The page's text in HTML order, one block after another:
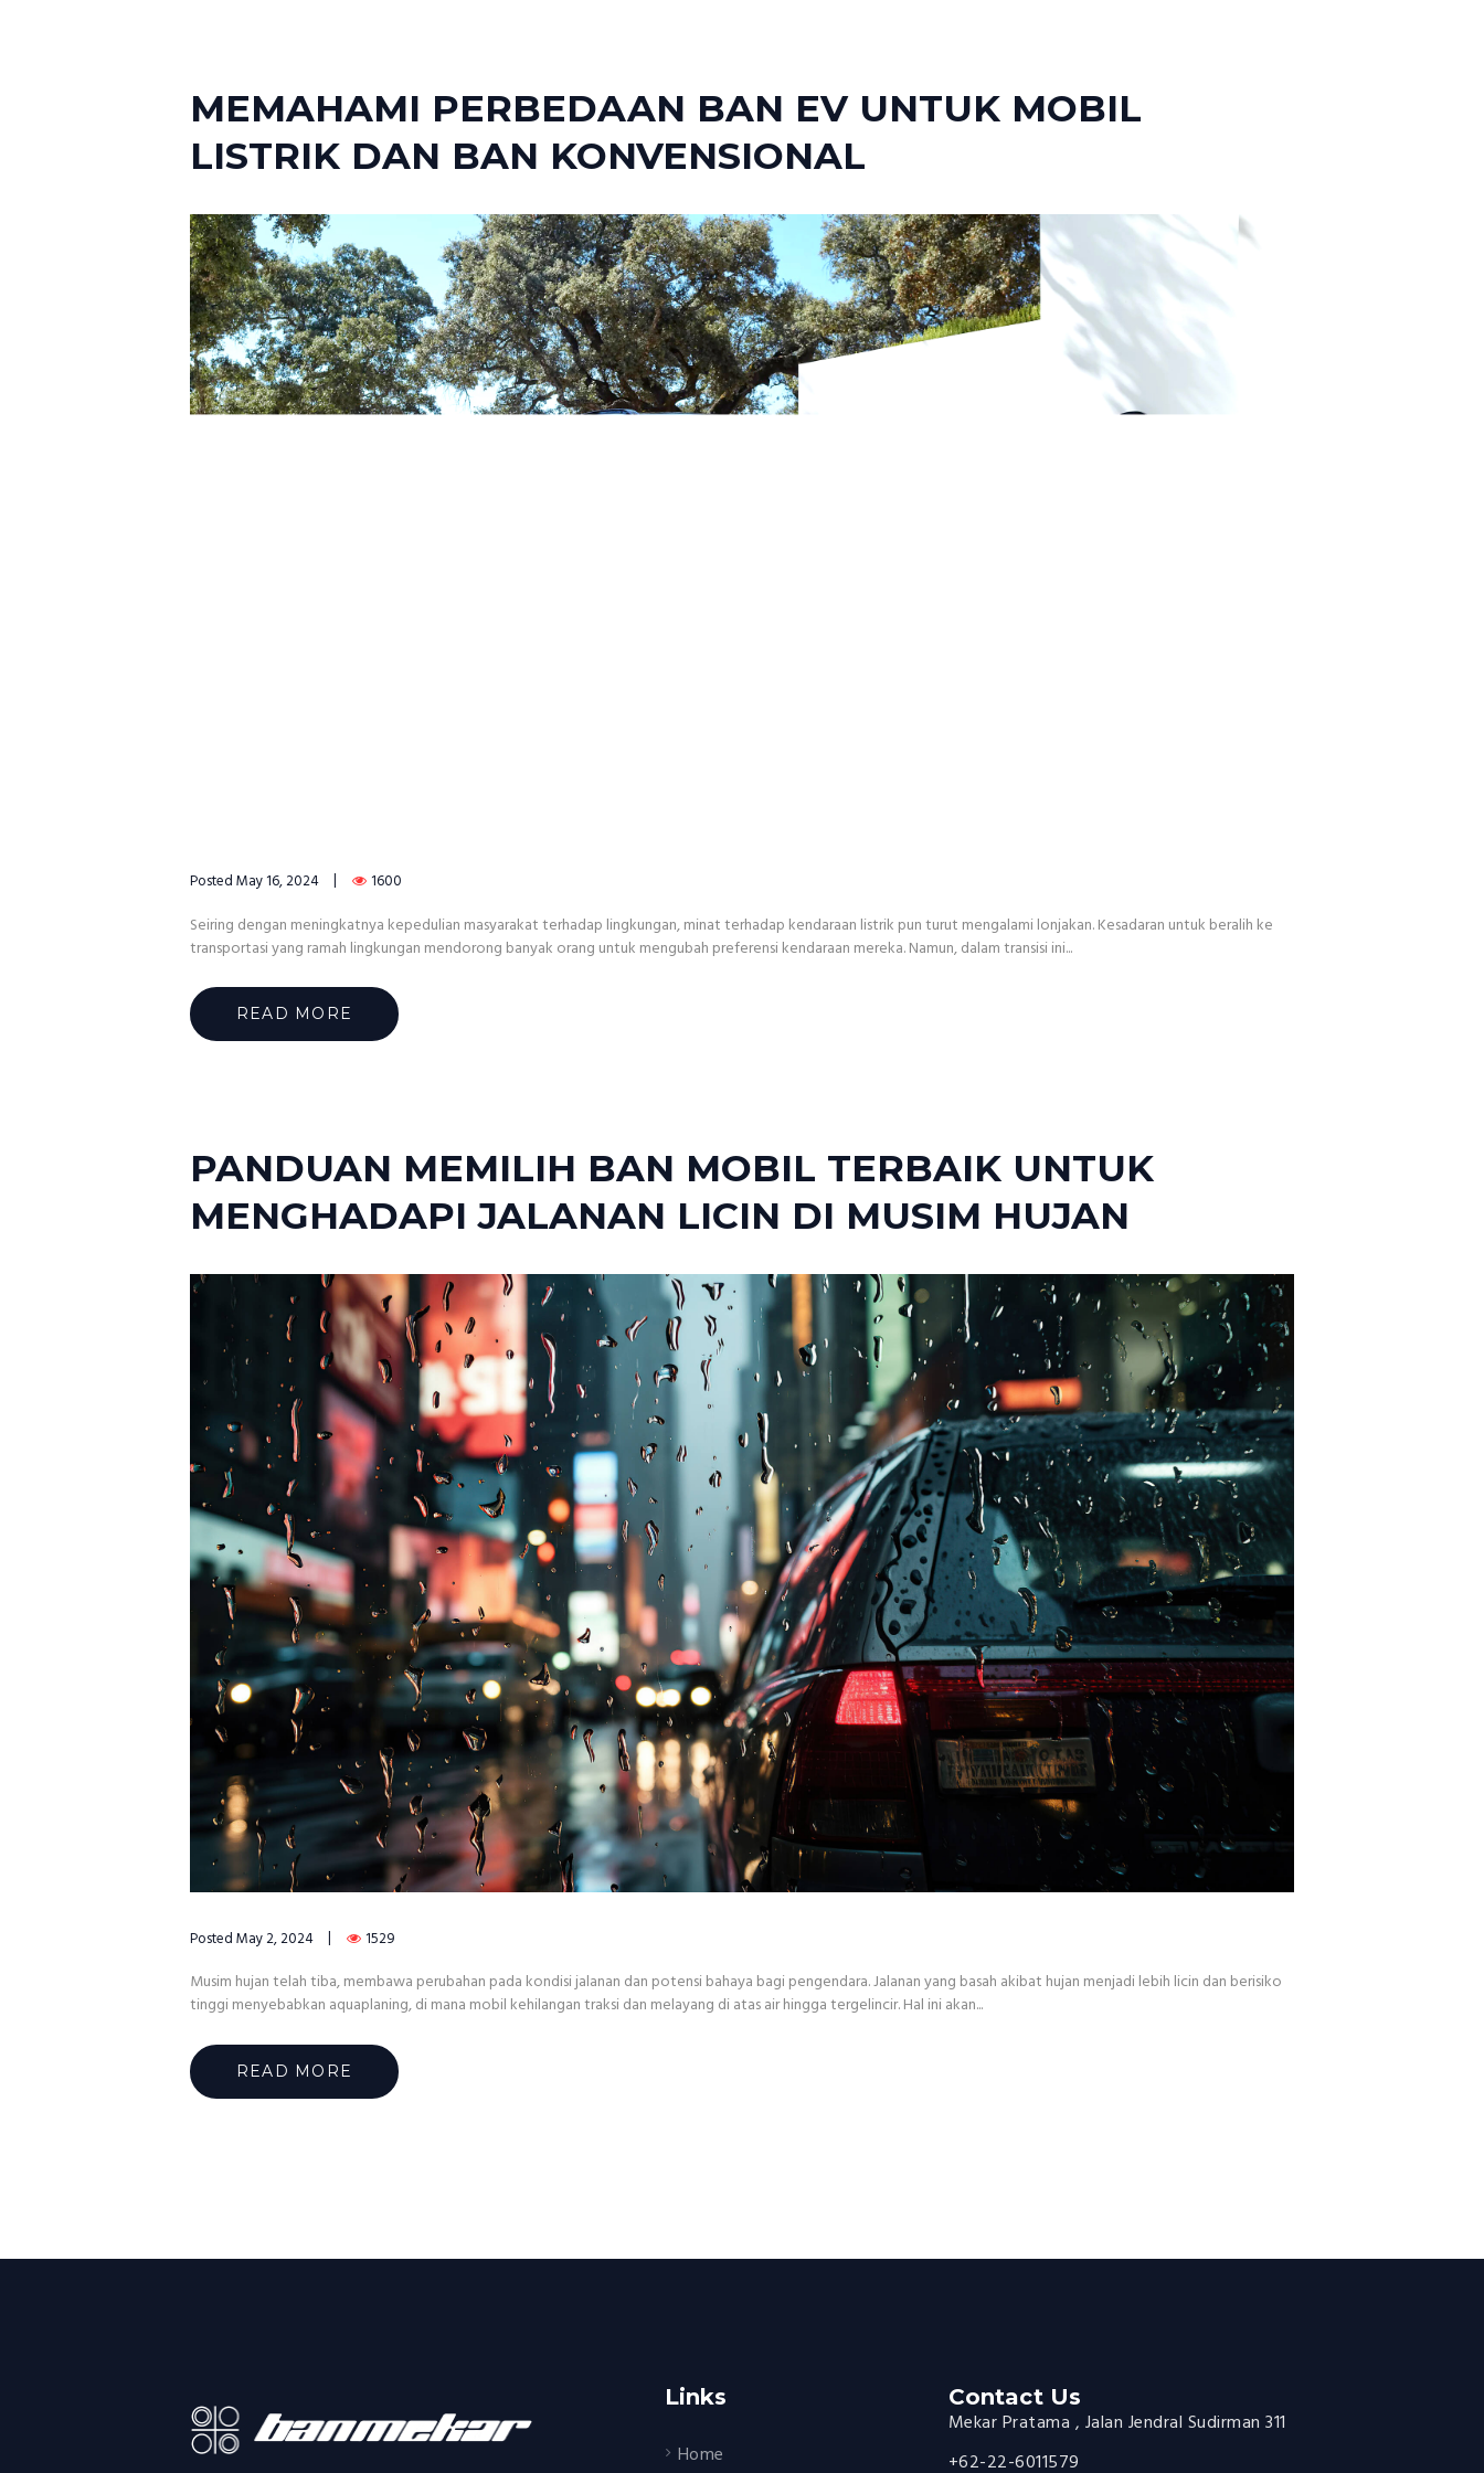
MEMAHAMI PERBEDAAN BAN EV UNTUK MOBIL
LISTRIK DAN BAN KONVENSIONAL
PostedMay 16, 2024 1600
Seiring dengan meningkatnya kepedulian masyarakat terhadap lingkungan, minat terhadap kendaraan listrik pun turut mengalami lonjakan. Kesadaran untuk beralih ke
transportasi yang ramah lingkungan mendorong banyak orang untuk mengubah preferensi kendaraan mereka. Namun, dalam transisi ini...
READ MORE
PANDUAN MEMILIH BAN MOBIL TERBAIK UNTUK
MENGHADAPI JALANAN LICIN DI MUSIM HUJAN
PostedMay 2, 2024 1529
Musim hujan telah tiba, membawa perubahan pada kondisi jalanan dan potensi bahaya bagi pengendara. Jalanan yang basah akibat hujan menjadi lebih licin dan berisiko
tinggi menyebabkan aquaplaning, di mana mobil kehilangan traksi dan melayang di atas air hingga tergelincir. Hal ini akan...
READ MORE
Links
Home
Contact Us
Mekar Pratama , Jalan Jendral Sudirman 311
+62-22-6011579